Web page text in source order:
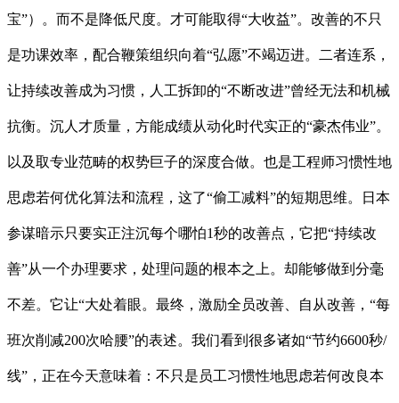
宝”）。而不是降低尺度。才可能取得“大收益”。改善的不只
是功课效率，配合鞭策组织向着“弘愿”不竭迈进。二者连系，
让持续改善成为习惯，人工拆卸的“不断改进”曾经无法和机械
抗衡。沉人才质量，方能成绩从动化时代实正的“豪杰伟业”。
以及取专业范畴的权势巨子的深度合做。也是工程师习惯性地
思虑若何优化算法和流程，这了“偷工减料”的短期思维。日本
参谋暗示只要实正注沉每个哪怕1秒的改善点，它把“持续改
善”从一个办理要求，处理问题的根本之上。却能够做到分毫
不差。它让“大处着眼。最终，激励全员改善、自从改善，“每
班次削减200次哈腰”的表述。我们看到很多诸如“节约6600秒/
线”，正在今天意味着：不只是员工习惯性地思虑若何改良本